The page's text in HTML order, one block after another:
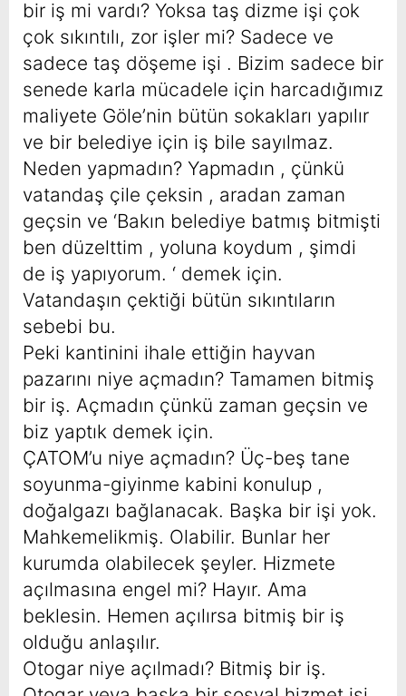
bir iş mi vardı? Yoksa taş dizme işi çok
çok sıkıntılı, zor işler mi? Sadece ve
sadece taş döşeme işi . Bizim sadece bir
senede karla mücadele için harcadığımız
maliyete Göle’nin bütün sokakları yapılır
ve bir belediye için iş bile sayılmaz.
Neden yapmadın? Yapmadın , çünkü
vatandaş çile çeksin , aradan zaman
geçsin ve ‘Bakın belediye batmış bitmişti
ben düzelttim , yoluna koydum , şimdi
de iş yapıyorum. ‘ demek için.
Vatandaşın çektiği bütün sıkıntıların
sebebi bu.
Peki kantinini ihale ettiğin hayvan
pazarını niye açmadın? Tamamen bitmiş
bir iş. Açmadın çünkü zaman geçsin ve
biz yaptık demek için.
ÇATOM’u niye açmadın? Üç-beş tane
soyunma-giyinme kabini konulup ,
doğalgazı bağlanacak. Başka bir işi yok.
Mahkemelikmiş. Olabilir. Bunlar her
kurumda olabilecek şeyler. Hizmete
açılmasına engel mi? Hayır. Ama
beklesin. Hemen açılırsa bitmiş bir iş
olduğu anlaşılır.
Otogar niye açılmadı? Bitmiş bir iş.